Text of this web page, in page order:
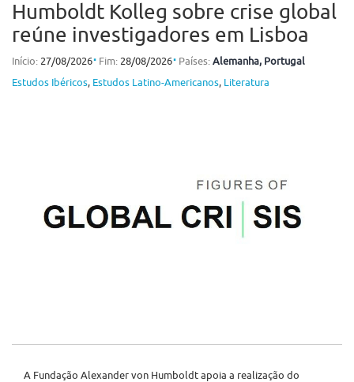
Humboldt Kolleg sobre crise global
reúne investigadores em Lisboa
Início: 27/08/2026⋅ Fim: 28/08/2026⋅ Países: Alemanha, Portugal
Estudos Ibéricos, Estudos Latino-Americanos, Literatura
A Fundação Alexander von Humboldt apoia a realização do